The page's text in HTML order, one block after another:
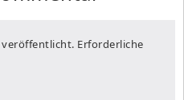
veröffentlicht. Erforderliche